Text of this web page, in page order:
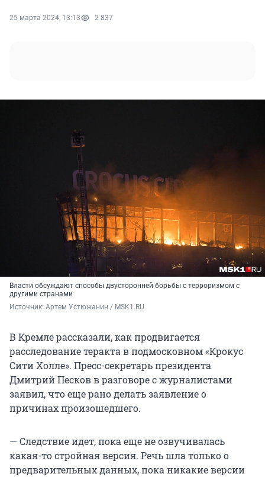
25 марта 2024, 13:13 2 837
Власти обсуждают способы двусторонней борьбы с терроризмом с
другими странами
Источник: Артем Устюжанин / MSK1.RU
В Кремле рассказали, как продвигается
расследование теракта в подмосковном «Крокус
Сити Холле». Пресс-секретарь президента
Дмитрий Песков в разговоре с журналистами
заявил, что еще рано делать заявление о
причинах произошедшего.
— Следствие идет, пока еще не озвучивалась
какая-то стройная версия. Речь шла только о
предварительных данных, пока никакие версии